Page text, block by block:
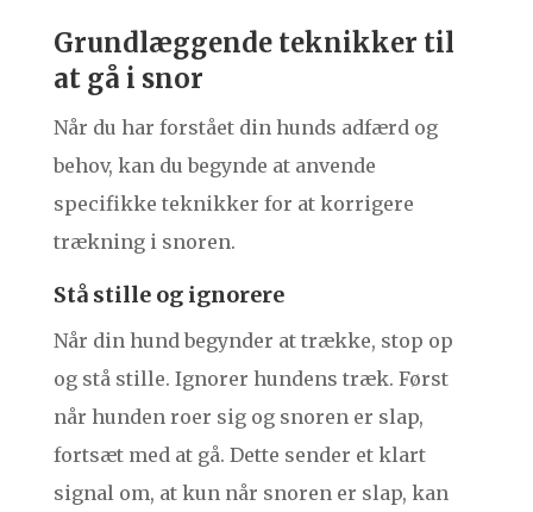
Grundlæggende teknikker til
at gå i snor
Når du har forstået din hunds adfærd og
behov, kan du begynde at anvende
specifikke teknikker for at korrigere
trækning i snoren.
Stå stille og ignorere
Når din hund begynder at trække, stop op
og stå stille. Ignorer hundens træk. Først
når hunden roer sig og snoren er slap,
fortsæt med at gå. Dette sender et klart
signal om, at kun når snoren er slap, kan